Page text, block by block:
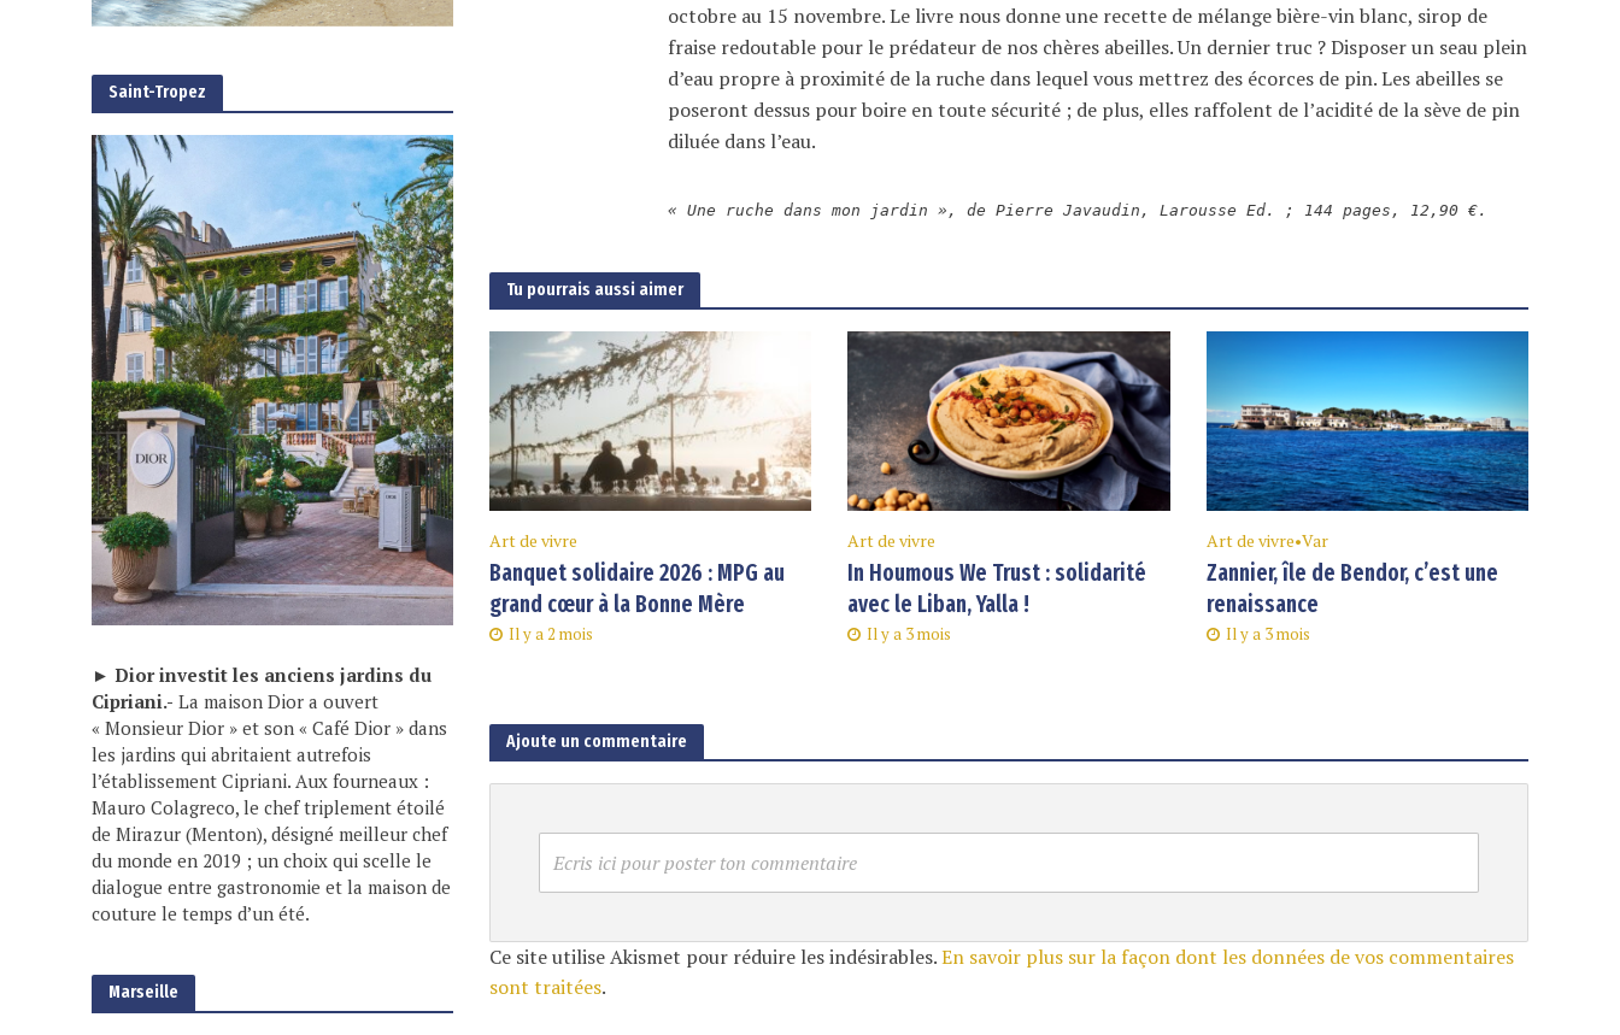
Saint-Tropez
► Dior investit les anciens jardins du
Cipriani.- La maison Dior a ouvert
« Monsieur Dior » et son « Café Dior » dans
les jardins qui abritaient autrefois
l’établissement Cipriani. Aux fourneaux :
Mauro Colagreco, le chef triplement étoilé
de Mirazur (Menton), désigné meilleur chef
du monde en 2019 ; un choix qui scelle le
dialogue entre gastronomie et la maison de
couture le temps d’un été.
Marseille
octobre au 15 novembre. Le livre nous donne une recette de mélange bière-vin blanc, sirop de
fraise redoutable pour le prédateur de nos chères abeilles. Un dernier truc ? Disposer un seau plein
d’eau propre à proximité de la ruche dans lequel vous mettrez des écorces de pin. Les abeilles se
poseront dessus pour boire en toute sécurité ; de plus, elles raffolent de l’acidité de la sève de pin
diluée dans l’eau.
« Une ruche dans mon jardin », de Pierre Javaudin, Larousse Ed. ; 144 pages, 12,90 €.
Tu pourrais aussi aimer
Art de vivre
Banquet solidaire 2026 : MPG au
grand cœur à la Bonne Mère
Il y a 2 mois
Art de vivre
In Houmous We Trust : solidarité
avec le Liban, Yalla !
Il y a 3 mois
Art de vivre•Var
Zannier, île de Bendor, c’est une
renaissance
Il y a 3 mois
Ajoute un commentaire
Ecris ici pour poster ton commentaire
Ce site utilise Akismet pour réduire les indésirables.En savoir plus sur la façon dont les données de vos commentaires
sont traitées.